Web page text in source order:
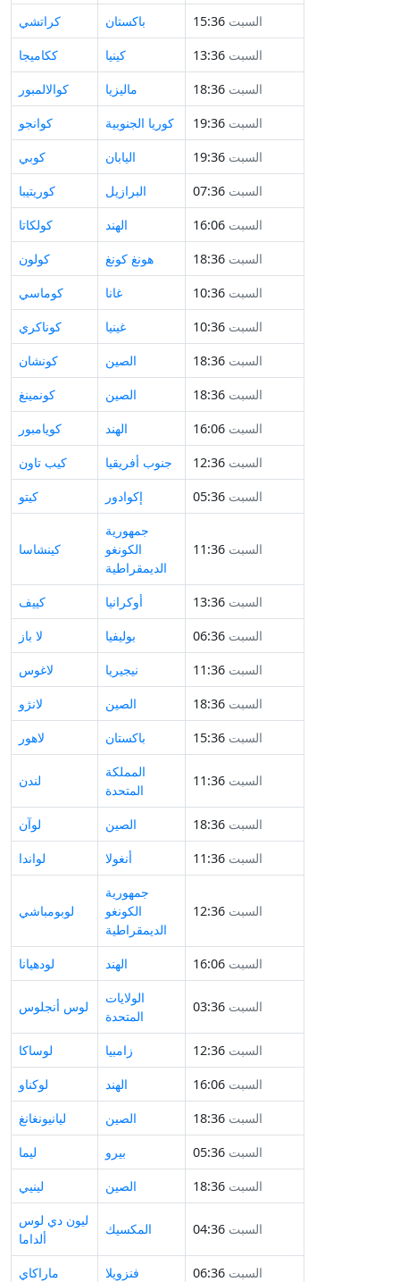
كراتشي باكستان السبت 15:36
ككاميجا
كينيا السبت 13:36
كوالالمبور
ماليزيا السبت 18:36
كوانجو
كوريا الجنوبية السبت 19:36
كوبي
اليابان السبت 19:36
كوريتيبا
البرازيل السبت 07:36
كولكاتا
الهند السبت 16:06
كولون
هونغ كونغ السبت 18:36
كوماسي
غانا السبت 10:36
كوناكري
غينيا السبت 10:36
كونشان
الصين السبت 18:36
كونمينغ
الصين السبت 18:36
كويامبور
الهند السبت 16:06
كيب تاون
جنوب أفريقيا السبت 12:36
كيتو
إكوادور السبت 05:36
كينشاسا
جمهورية
الكونغو
الديمقراطية
السبت 11:36
كييف أوكرانيا السبت 13:36
لا باز
بوليفيا السبت 06:36
لاغوس
نيجيريا السبت 11:36
لانژو
الصين السبت 18:36
لاهور
باكستان السبت 15:36
لندن
المملكة
المتحدة
السبت 11:36
لوآن الصين السبت 18:36
لواندا
أنغولا السبت 11:36
لوبومباشي
جمهورية
الكونغو
الديمقراطية
السبت 12:36
لودهيانا الهند السبت 16:06
لوس أنجلوس
الولايات
المتحدة
السبت 03:36
لوساكا زامبيا السبت 12:36
لوكناو
الهند السبت 16:06
ليانيونغانغ
الصين السبت 18:36
ليما
بيرو السبت 05:36
لينيي
الصين السبت 18:36
ليون دي لوس
ألداما
المكسيك السبت 04:36
ماراكاي فنزويلا السبت 06:36